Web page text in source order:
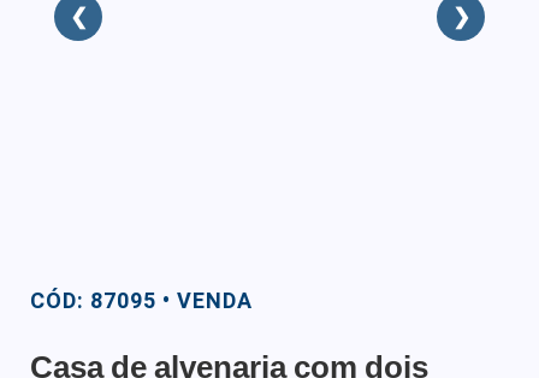
❮ ❯
CÓD: 87095 • VENDA
Casa de alvenaria com dois